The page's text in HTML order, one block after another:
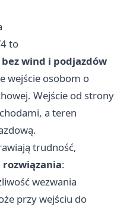
to
bez wind i podjazdów
wejście osobom o
Wejście od strony
a teren
trudność,
:
wezwania
przy wejściu do